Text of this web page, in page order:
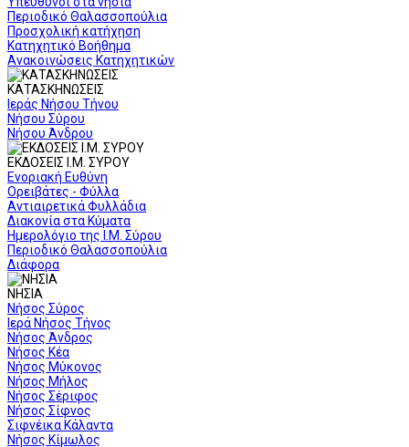
Περιοδικό Θαλασσοπούλια
Προσχολική κατήχηση
Κατηχητικό Βοήθημα
Ανακοινώσεις Κατηχητικών
ΚΑΤΑΣΚΗΝΩΣΕΙΣ
Ιεράς Νήσου Τήνου
Νήσου Σύρου
Νήσου Άνδρου
ΕΚΔΟΣΕΙΣ Ι.Μ. ΣΥΡΟΥ
Ενοριακή Ευθύνη
Ορειβάτες - Φύλλα
Αντιαιρετικά Φυλλάδια
Διακονία στα Κύματα
Ημερολόγιο της Ι.Μ. Σύρου
Περιοδικό Θαλασσοπούλια
Διάφορα
ΝΗΣΙΑ
Νήσος Σύρος
Ιερά Νήσος Τήνος
Νήσος Άνδρος
Νήσος Κέα
Νήσος Μύκονος
Νήσος Μήλος
Νήσος Σέριφος
Νήσος Σίφνος
Σιφνέικα Κάλαντα
Νήσος Κίμωλος